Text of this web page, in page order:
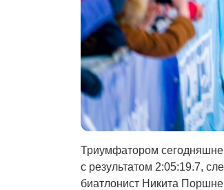
Триумфатором
с результатом 2:05:19.7,
биатлонист Никита